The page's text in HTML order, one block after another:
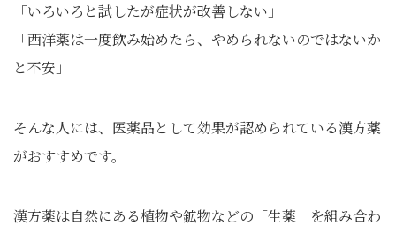
「いろいろと試したが症状が改善しない」
「西洋薬は一度飲み始めたら、やめられないのではないか
と不安」
そんな人には、医薬品として効果が認められている漢方薬
がおすすめです。
漢方薬は自然にある植物や鉱物などの「生薬」を組み合わ